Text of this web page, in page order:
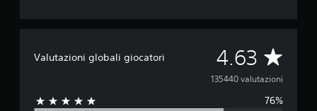
Valutazioni globali giocatori 4.63 V
a
135440 valutazioni
76%